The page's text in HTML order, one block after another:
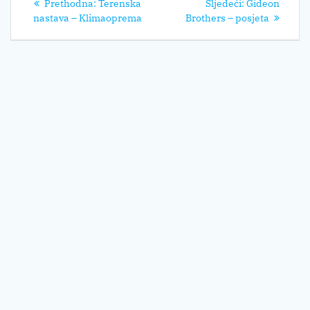
objava
Prethodna: Prethodni
post:
Terenska
nastava – Klimaoprema
Sljedeći: Sljedeći
post:
Gideon
Brothers – posjeta